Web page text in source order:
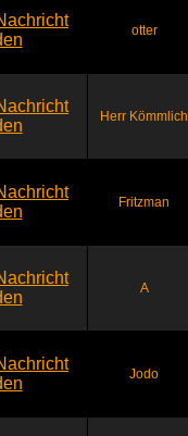
otter
Herr Kömmlich
Fritzman
A
Jodo